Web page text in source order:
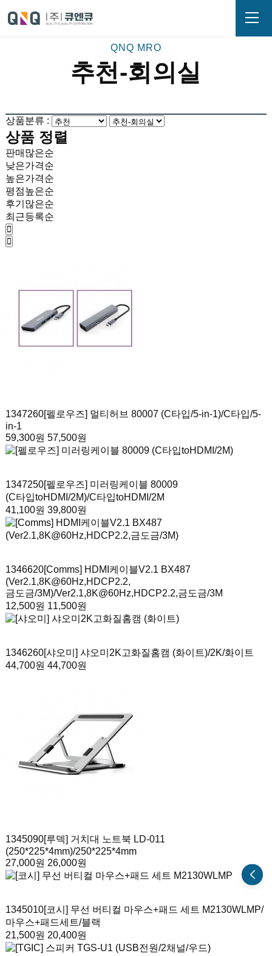
추천-회의실
상품분류 :
상품 정렬
판매많은순
낮은가격순
높은가격순
평점높은순
후기많은순
최근등록순
1347260[펠로우즈] 멀티허브 80007 (C타입/5-in-1)/C타입/5-
in-1
59,300원 57,500원
1347250[펠로우즈] 미러링케이블 80009
(C타입toHDMI/2M)/C타입toHDMI/2M
41,100원 39,800원
1346620[Comms] HDMI케이블V2.1 BX487
(Ver2.1,8K@60Hz,HDCP2.2,
금도금/3M)/Ver2.1,8K@60Hz,HDCP2.2,금도금/3M
12,500원 11,500원
1346260[샤오미] 샤오미2K고화질홈캠 (화이트)/2K/화이트
44,700원 44,700원
1345090[루덱] 거치대 노트북 LD-011
(250*225*4mm)/250*225*4mm
27,000원 26,000원
1345010[코시] 무선 버티컬 마우스+패드 세트 M2130WLMP/
마우스+패드세트/블랙
21,500원 20,400원